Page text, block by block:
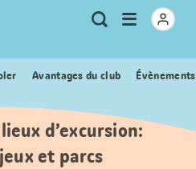
Métanavigation
RechercheOuvrir
Avantages du club
d’excursion:
et parcs